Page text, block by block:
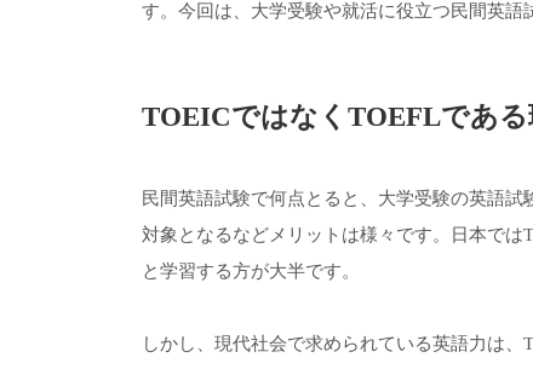
す。今回は、大学受験や就活に役立つ民間英語
TOEICではなくTOEFLである
民間英語試験で何点とると、大学受験の英語
対象となるなどメリットは様々です。日本では
と学習する方が大半です。
しかし、現代社会で求められている英語力は、